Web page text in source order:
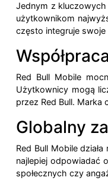
Jednym z kluczowych
użytkownikom
często integruje swoje
Red Bull Mobile
Użytkownicy mogą
przez Red Bull.
Globalny
Red Bull Mobile
najlepiej odpowiadać
społecznych czy